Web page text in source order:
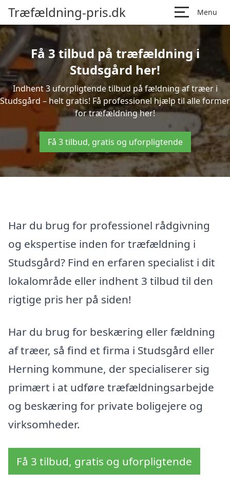
Træfældning-pris.dk Menu
Få 3 tilbud på træfældning i
Studsgård her!
Indhent 3 uforpligtende tilbud på fældning af træer i
Studsgård – helt gratis! Få professionel hjælp til alle former
for træfældning her!
Få 3 tilbud, gratis og uforpligtende
Har du brug for professionel rådgivning
og ekspertise inden for træfældning i
Studsgård? Find en erfaren specialist i dit
lokalområde eller indhent 3 tilbud til den
rigtige pris her på siden!
Har du brug for beskæring eller fældning
af træer, så find et firma i Studsgård eller
Herning kommune, der specialiserer sig
primært i at udføre træfældningsarbejde
og beskæring for private boligejere og
virksomheder.
Få 3 tilbud, gratis og uforpligtende